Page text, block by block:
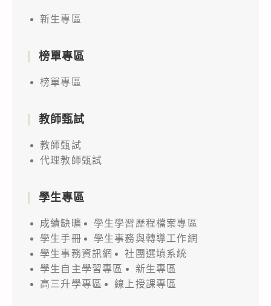
新生專區
榜單專區
榜單專區
教師甄試
教師甄試
代理教師甄試
學生專區
成績缺曠
學生學習歷程檔案專區
學生手冊
學生事務與轉導工作網
學生事務資訊網
社團選填系統
學生自主學習專區
新生專區
高三升學專區
線上授課專區